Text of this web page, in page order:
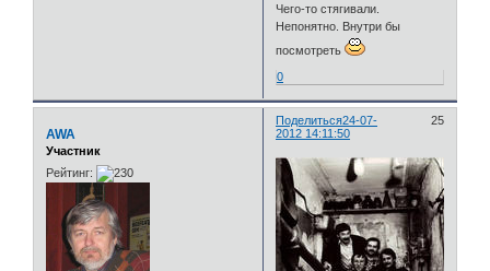
Чего-то стягивали.
Непонятно. Внутри бы
посмотреть
0
Поделиться 25
24-07-
2012 14:11:50
AWA
Участник
Рейтинг: